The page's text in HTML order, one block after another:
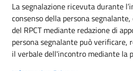
La segnalazione ricevuta durante
consenso della persona
del RPCT mediante redazione di
persona segnalante può
il verbale dell'incontro mediante la